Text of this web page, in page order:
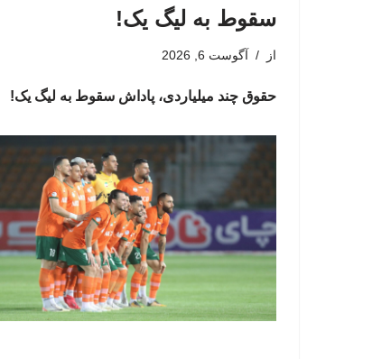
سقوط به لیگ یک!
از آگوست 6, 2026
حقوق چند میلیاردی، پاداش سقوط به لیگ یک!